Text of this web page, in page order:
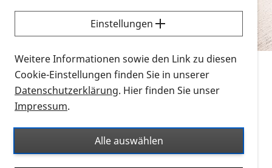
Sie möchten wissen, wie Sie nach Infonmaterial
suchen und dieses bestellen bzw. herunterladen
können? Schauen Sie sich dieErklärvideos zum
Thema Infomaterial auf der PRO RETINA-Website
für blinde und sehbehinderte Menschen an.
Auf dieser Seite finden Sie sämtliches Infomaterial
Ort. Nutzen Sie den Formatfilter, um ausschließlich
nach Flyern und Broschüren, Audios oder Videos zu
suchen. Die meisten Flyer und Broschüren werden in
Einstellungen
Weitere Informationen sowie den Link zu diesen
Cookie-Einstellungen finden Sie in unserer
Datenschutzerklärung. Hier finden Sie unser
Impressum.
Alle auswählen